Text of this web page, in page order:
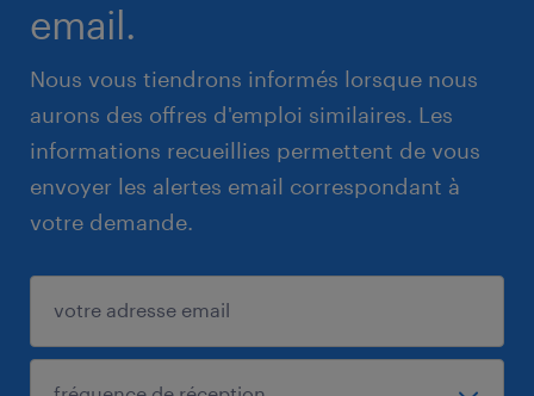
email.
Nous vous tiendrons informés lorsque nous
aurons des offres d'emploi similaires. Les
informations recueillies permettent de vous
envoyer les alertes email correspondant à
votre demande.